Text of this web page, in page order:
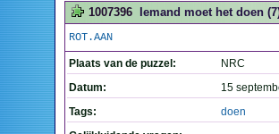
1007396 Iemand moet het doen
ROT.AAN
Plaats van de puzzel:
NRC
Datum:
15
Tags:
doen